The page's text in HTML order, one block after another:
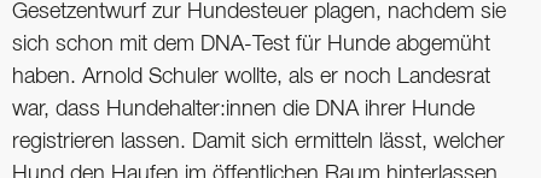
Gesetzentwurf zur Hundesteuer plagen, nachdem sie
sich schon mit dem DNA-Test für Hunde abgemüht
haben. Arnold Schuler wollte, als er noch Landesrat
war, dass Hundehalter:innen die DNA ihrer Hunde
registrieren lassen. Damit sich ermitteln lässt, welcher
Hund den Haufen im öffentlichen Raum hinterlassen